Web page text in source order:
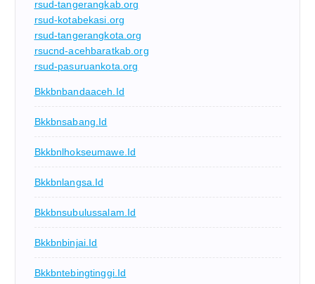
rsud-tangerangkab.org
rsud-kotabekasi.org
rsud-tangerangkota.org
rsucnd-acehbaratkab.org
rsud-pasuruankota.org
Bkkbnbandaaceh.id
Bkkbnsabang.id
Bkkbnlhokseumawe.id
Bkkbnlangsa.id
Bkkbnsubulussalam.id
Bkkbnbinjai.id
Bkkbntebingtinggi.id